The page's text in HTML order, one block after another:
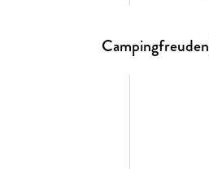
Campingfreuden